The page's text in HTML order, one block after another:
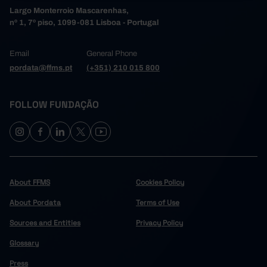
Largo Monterroio Mascarenhas,
nº 1, 7º piso, 1099-081 Lisboa - Portugal
Email
pordata@ffms.pt
General Phone
(+351) 210 015 800
FOLLOW FUNDAÇÃO
About FFMS
About Pordata
Sources and Entities
Glossary
Press
Cookies Policy
Terms of Use
Privacy Policy